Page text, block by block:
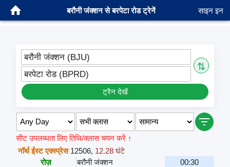
बरौनी जंक्शन से बरपेटा रोड ट्रेनें साइन इन
बरौनी जंक्शन (BJU)
⇅
बरपेटा रोड (BPRD)
ट्रैन देखें
सीट उपलब्धता लिए तिथि/क्लास चयन करें ↑
नॉर्थ ईस्ट एक्स्प्रेस 12506, 12.28 घंटे
रोज़
बरौनी जंक्शन
00:30